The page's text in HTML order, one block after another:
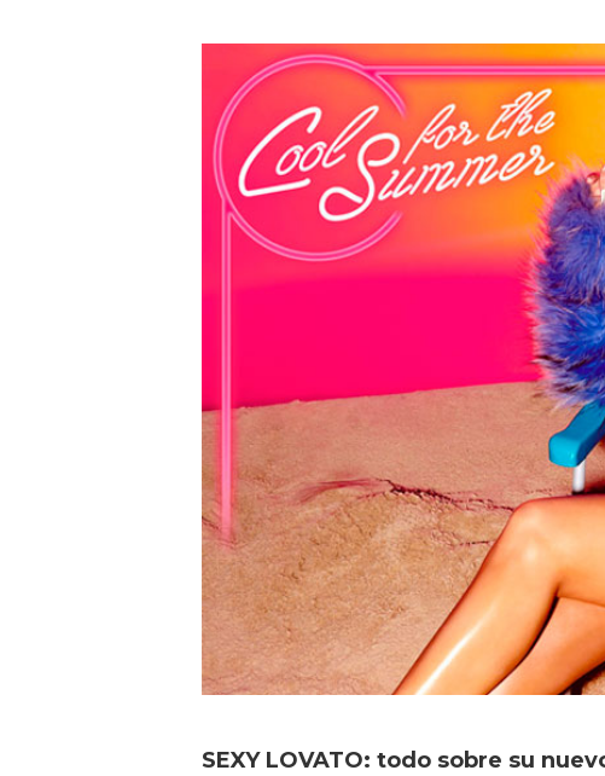
SEXY LOVATO: todo sobre su